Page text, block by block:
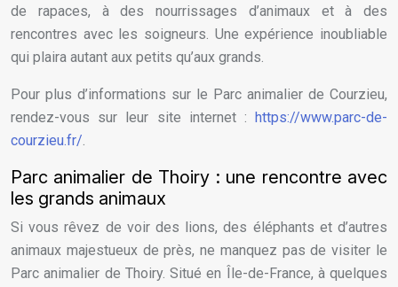
de rapaces, à des nourrissages d’animaux et à des
rencontres avec les soigneurs. Une expérience inoubliable
qui plaira autant aux petits qu’aux grands.
Pour plus d’informations sur le Parc animalier de Courzieu,
rendez-vous sur leur site internet : https://www.parc-de-
courzieu.fr/.
Parc animalier de Thoiry : une rencontre avec
les grands animaux
Si vous rêvez de voir des lions, des éléphants et d’autres
animaux majestueux de près, ne manquez pas de visiter le
Parc animalier de Thoiry. Situé en Île-de-France, à quelques